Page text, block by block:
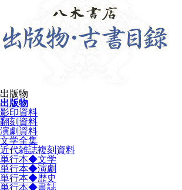
出版物
出版物
影印資料
翻刻資料
演劇資料
文学全集
近代雑誌複刻資料
単行本◆文学
単行本◆演劇
単行本◆歴史
単行本◆書誌